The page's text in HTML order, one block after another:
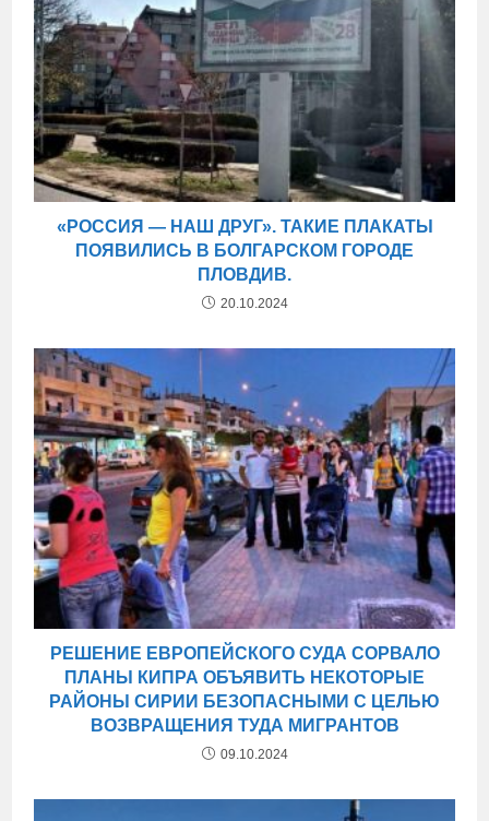
«РОССИЯ — НАШ ДРУГ». ТАКИЕ ПЛАКАТЫ
ПОЯВИЛИСЬ В БОЛГАРСКОМ ГОРОДЕ
ПЛОВДИВ.
20.10.2024
РЕШЕНИЕ ЕВРОПЕЙСКОГО СУДА СОРВАЛО
ПЛАНЫ КИПРА ОБЪЯВИТЬ НЕКОТОРЫЕ
РАЙОНЫ СИРИИ БЕЗОПАСНЫМИ С ЦЕЛЬЮ
ВОЗВРАЩЕНИЯ ТУДА МИГРАНТОВ
09.10.2024